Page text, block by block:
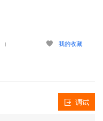
我的收藏
调试